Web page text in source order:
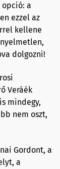
opció: a
ezzel az
kellene
dolgozni!
Veráék
mindegy,
nem oszt,
Gordont, a
a